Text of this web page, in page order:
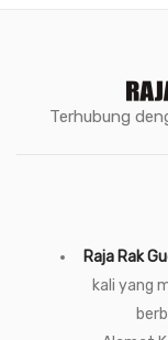
Terhubung
Raja Rak
kali yang